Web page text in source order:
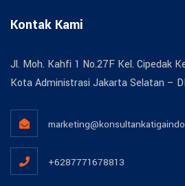
Kontak Kami
Jl. Moh. Kahfi 1 No.27F Kel. Cipedak
Kota Administrasi Jakarta Selatan –
+6287771678813